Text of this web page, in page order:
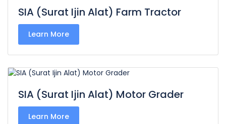
SIA (Surat Ijin Alat) Farm Tractor
Learn More
SIA (Surat Ijin Alat) Motor Grader
Learn More